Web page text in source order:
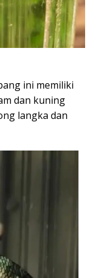
ini memiliki
dan kuning
langka dan